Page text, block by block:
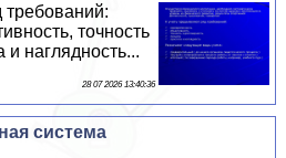
требований:
точность
и наглядность...
28 07 2026 13:40:36
система